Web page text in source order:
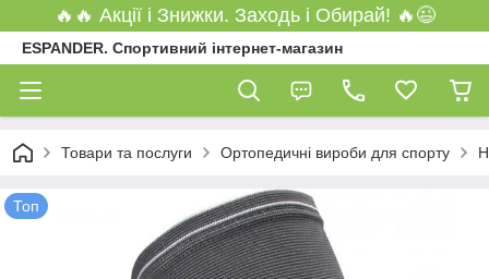
🔥🔥 Акції і Знижки. Заходь і Обирай! 🔥😉
ESPANDER. Спортивний інтернет-магазин
Товари та послуги Ортопедичні вироби для спорту
Топ